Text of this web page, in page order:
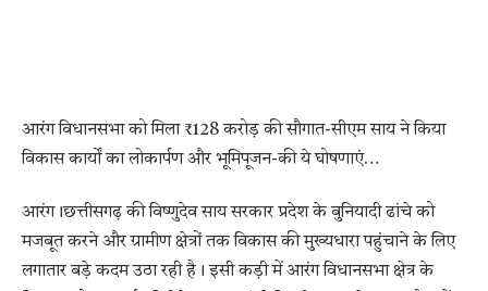
आरंग विधानसभा को मिला ₹128 करोड़ की सौगात-सीएम साय ने किया
विकास कार्यों का लोकार्पण और भूमिपूजन-की ये घोषणाएं…
​आरंग।छत्तीसगढ़ की विष्णुदेव साय सरकार प्रदेश के बुनियादी ढांचे को
मजबूत करने और ग्रामीण क्षेत्रों तक विकास की मुख्यधारा पहुंचाने के लिए
लगातार बड़े कदम उठा रही है। इसी कड़ी में आरंग विधानसभा क्षेत्र के